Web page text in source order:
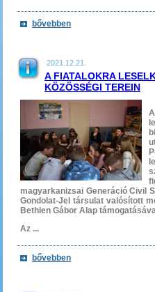
bővebben
2021.12.21.
A FIATALOKRA
KÖZÖSSÉGI TEREIN
magyarkanizsai Generáció Civil
Gondolat-Jel társulat valósított
Bethlen Gábor Alap
Az ...
bővebben